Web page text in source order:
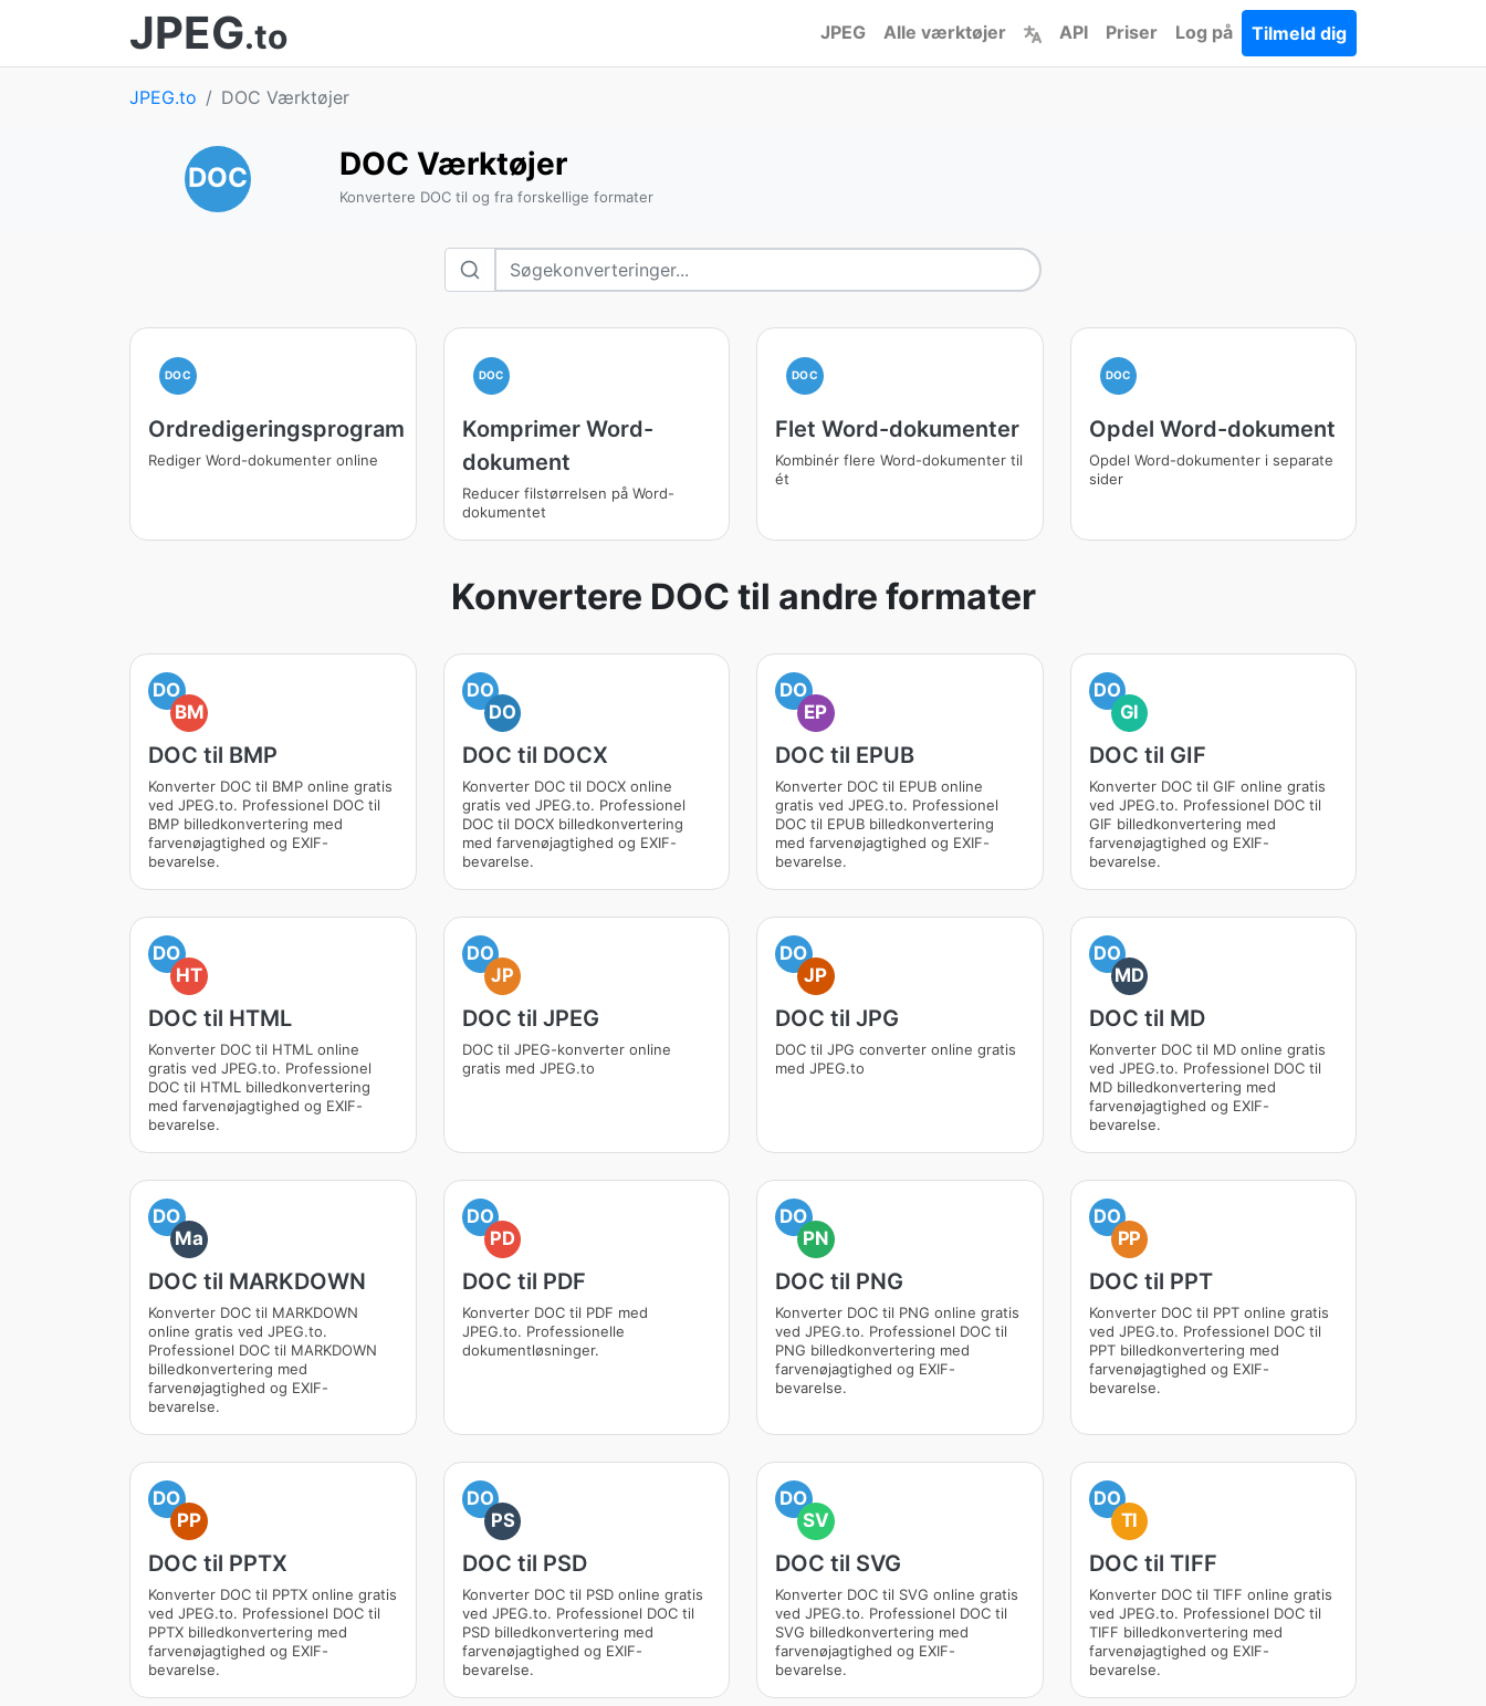
JPEG.to JPEG Alle værktøjer API Priser Log på Tilmeld dig
JPEG.to DOC Værktøjer
DOC DOC Værktøjer
Konvertere DOC til og fra forskellige formater
DOC
Ordredigeringsprogram
Rediger Word-dokumenter online
DOC
Komprimer Word-
dokument
Reducer filstørrelsen på Word-
dokumentet
DOC
Flet Word-dokumenter
Kombinér flere Word-dokumenter til
ét
DOC
Opdel Word-dokument
Opdel Word-dokumenter i separate
sider
Konvertere DOC til andre formater
DO
BM
DOC til BMP
Konverter DOC til BMP online gratis
ved JPEG.to. Professionel DOC til
BMP billedkonvertering med
farvenøjagtighed og EXIF-
bevarelse.
DO
DO
DOC til DOCX
Konverter DOC til DOCX online
gratis ved JPEG.to. Professionel
DOC til DOCX billedkonvertering
med farvenøjagtighed og EXIF-
bevarelse.
DO
EP
DOC til EPUB
Konverter DOC til EPUB online
gratis ved JPEG.to. Professionel
DOC til EPUB billedkonvertering
med farvenøjagtighed og EXIF-
bevarelse.
DO
GI
DOC til GIF
Konverter DOC til GIF online gratis
ved JPEG.to. Professionel DOC til
GIF billedkonvertering med
farvenøjagtighed og EXIF-
bevarelse.
DO
HT
DOC til HTML
Konverter DOC til HTML online
gratis ved JPEG.to. Professionel
DOC til HTML billedkonvertering
med farvenøjagtighed og EXIF-
bevarelse.
DO
JP
DOC til JPEG
DOC til JPEG-konverter online
gratis med JPEG.to
DO
JP
DOC til JPG
DOC til JPG converter online gratis
med JPEG.to
DO
MD
DOC til MD
Konverter DOC til MD online gratis
ved JPEG.to. Professionel DOC til
MD billedkonvertering med
farvenøjagtighed og EXIF-
bevarelse.
DO
Ma
DOC til MARKDOWN
Konverter DOC til MARKDOWN
online gratis ved JPEG.to.
Professionel DOC til MARKDOWN
billedkonvertering med
farvenøjagtighed og EXIF-
bevarelse.
DO
PD
DOC til PDF
Konverter DOC til PDF med
JPEG.to. Professionelle
dokumentløsninger.
DO
PN
DOC til PNG
Konverter DOC til PNG online gratis
ved JPEG.to. Professionel DOC til
PNG billedkonvertering med
farvenøjagtighed og EXIF-
bevarelse.
DO
PP
DOC til PPT
Konverter DOC til PPT online gratis
ved JPEG.to. Professionel DOC til
PPT billedkonvertering med
farvenøjagtighed og EXIF-
bevarelse.
DO
PP
DOC til PPTX
Konverter DOC til PPTX online gratis
ved JPEG.to. Professionel DOC til
PPTX billedkonvertering med
farvenøjagtighed og EXIF-
bevarelse.
DO
PS
DOC til PSD
Konverter DOC til PSD online gratis
ved JPEG.to. Professionel DOC til
PSD billedkonvertering med
farvenøjagtighed og EXIF-
bevarelse.
DO
SV
DOC til SVG
Konverter DOC til SVG online gratis
ved JPEG.to. Professionel DOC til
SVG billedkonvertering med
farvenøjagtighed og EXIF-
bevarelse.
DO
TI
DOC til TIFF
Konverter DOC til TIFF online gratis
ved JPEG.to. Professionel DOC til
TIFF billedkonvertering med
farvenøjagtighed og EXIF-
bevarelse.